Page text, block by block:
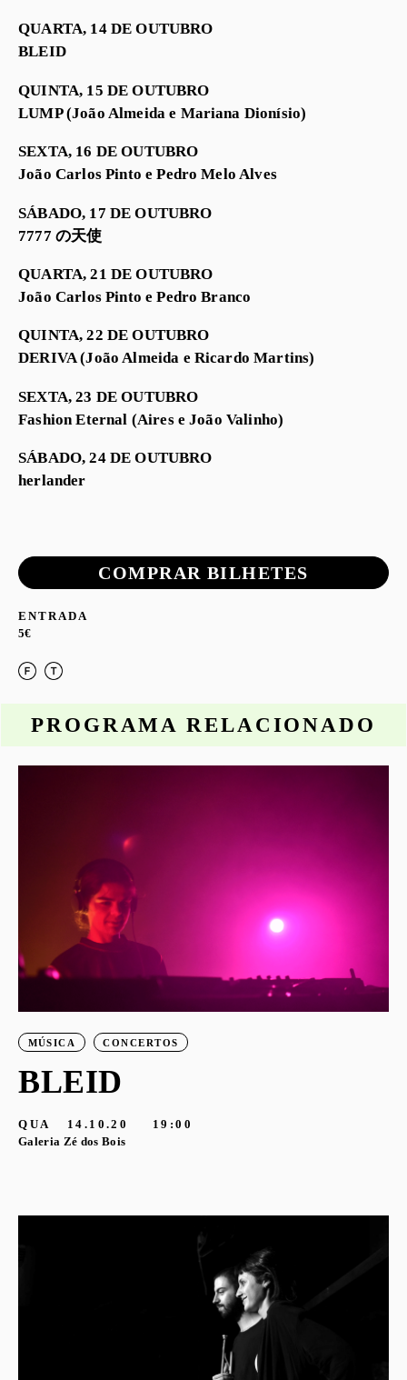
QUARTA, 14 DE OUTUBRO
BLEID
QUINTA, 15 DE OUTUBRO
LUMP (João Almeida e Mariana Dionísio)
SEXTA, 16 DE OUTUBRO
João Carlos Pinto e Pedro Melo Alves
SÁBADO, 17 DE OUTUBRO
7777 の天使
QUARTA, 21 DE OUTUBRO
João Carlos Pinto e Pedro Branco
QUINTA, 22 DE OUTUBRO
DERIVA (João Almeida e Ricardo Martins)
SEXTA, 23 DE OUTUBRO
Fashion Eternal (Aires e João Valinho)
SÁBADO, 24 DE OUTUBRO
herlander
COMPRAR BILHETES
ENTRADA
5€
PROGRAMA RELACIONADO
MÚSICA CONCERTOS
BLEID
QUA 14.10.20
19:00
Galeria Zé dos Bois